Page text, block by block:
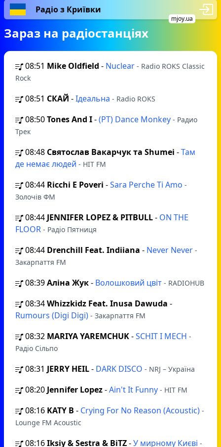
Радіо з Криївки
mjoy.ua
Зараз на радіостанціях
08:51 Mike Oldfield - Nuclear - Radio ROKS Classic
Rock
08:51 СКАЙ -Ідеальна - Radio ROKS
08:50Tones And I-(РТ) Dance Monkey - Радио
Трек
08:48 Святослав Вакарчук та Shumei -Там
де немає людей - HIT FM
08:44 Ricchi E Poveri -Sara Perche Ti Amo -
Золочів ФМ
08:44 JENNIFER LOPEZ & PITBULL- ON THE
FLOOR - Радіо Пятниця
08:44 Drenchill Feat. Indiiana - Never Never -
Закарпаття FM
08:39Аліна Жук- Волошковий цвіт - RADIOHUB
08:34Whizzkidz Feat. Inusa Dawuda -
Rumours (Digi Digi) - Закарпаття FM
08:32 MARIYA YAREMCHUK-SCHIT I MECH -
Радіо Сільпо
08:31 JERRY HEIL- DARK DISCO - NRJ – Україна
08:20 Jennifer Lopez-Ain't It Funny - HIT FM
08:16 KATY B - Crying For No Reason (Acoustic) -
Lounge FM Acoustic
08:16Iksiy & Sestra & BiTZ-У мирному Києві -